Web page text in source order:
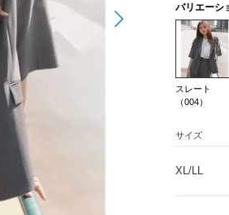
バリエーシ
スレート
（004）
サイズ
XL/LL